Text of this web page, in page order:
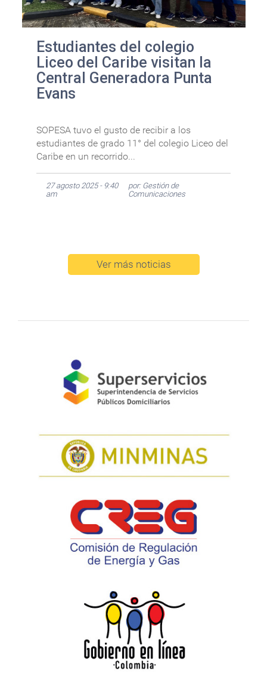
Estudiantes del colegio
Liceo del Caribe visitan la
Central Generadora Punta
Evans
SOPESA tuvo el gusto de recibir a los
estudiantes de grado 11° del colegio Liceo del
Caribe en un recorrido...
27 agosto 2025 - 9:40
am
por: Gestión de
Comunicaciones
Ver más noticias